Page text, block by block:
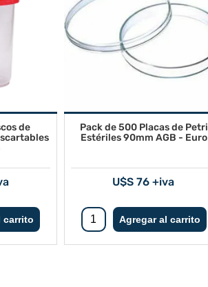
de
Pack de 500 Placas de Petri
Estériles 90mm AGB - Euro
U$S 76 +iva